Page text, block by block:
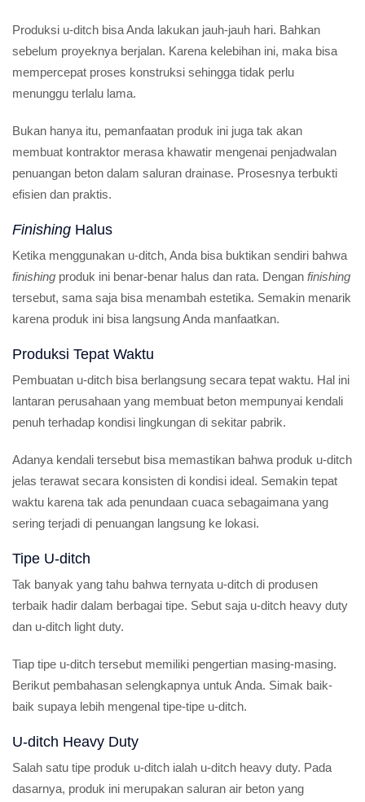
Produksi u-ditch bisa Anda lakukan jauh-jauh hari. Bahkan
sebelum proyeknya berjalan. Karena kelebihan ini, maka bisa
mempercepat proses konstruksi sehingga tidak perlu
menunggu terlalu lama.
Bukan hanya itu, pemanfaatan produk ini juga tak akan
membuat kontraktor merasa khawatir mengenai penjadwalan
penuangan beton dalam saluran drainase. Prosesnya terbukti
efisien dan praktis.
Finishing Halus
Ketika menggunakan u-ditch, Anda bisa buktikan sendiri bahwa
finishing produk ini benar-benar halus dan rata. Dengan finishing
tersebut, sama saja bisa menambah estetika. Semakin menarik
karena produk ini bisa langsung Anda manfaatkan.
Produksi Tepat Waktu
Pembuatan u-ditch bisa berlangsung secara tepat waktu. Hal ini
lantaran perusahaan yang membuat beton mempunyai kendali
penuh terhadap kondisi lingkungan di sekitar pabrik.
Adanya kendali tersebut bisa memastikan bahwa produk u-ditch
jelas terawat secara konsisten di kondisi ideal. Semakin tepat
waktu karena tak ada penundaan cuaca sebagaimana yang
sering terjadi di penuangan langsung ke lokasi.
Tipe U-ditch
Tak banyak yang tahu bahwa ternyata u-ditch di produsen
terbaik hadir dalam berbagai tipe. Sebut saja u-ditch heavy duty
dan u-ditch light duty.
Tiap tipe u-ditch tersebut memiliki pengertian masing-masing.
Berikut pembahasan selengkapnya untuk Anda. Simak baik-
baik supaya lebih mengenal tipe-tipe u-ditch.
U-ditch Heavy Duty
Salah satu tipe produk u-ditch ialah u-ditch heavy duty. Pada
dasarnya, produk ini merupakan saluran air beton yang